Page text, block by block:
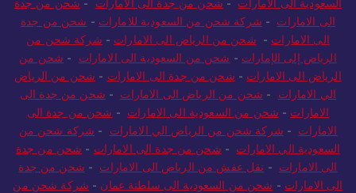
السعودية الى الامارات - شحن من جدة الى الامارات - شحن من جدة
الى الامارات - شركة شحن من السعودية للامارات - شحن من جدة
الى الامارات - شحن من الرياض الى الامارات - شركة شحن من
الرياض إلى الإمارات - شحن من السعودية الى الامارات - شحن من
الرياض الى الامارات - شحن من جدة الى الامارات - شحن من الرياض
الي الامارات - شحن من الرياض الى الامارات - شحن من جدة الى
الامارات - شحن من السعودية الى الامارات - شحن من جدة الى
الامارات - شركة شحن من الرياض الي الامارات - شركة شحن من
السعودية الي الامارات - شحن من جدة الى الامارات - شحن من جدة
الى الامارات - نقل عفش من الرياض الى الامارات - شحن من جدة
الى الامارات - شحن من السعودية الى سلطنة عمان - شركة شحن من